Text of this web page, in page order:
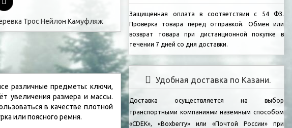
Трос Нейлон Камуфляж
различные предметы: ключи,
увеличения размера и массы.
в качестве плотной
или поясного ремня.
Защищенная оплата в соответствии с 54 ФЗ.
Проверка товара перед отправкой. Обмен или
возврат товара при дистанционной покупке в
течении 7 дней со дня доставки.
Удобная доставка по Казани.
Доставка осуществляется на выбор
транспортными компаниями наземным способом
«CDEK», «Boxberry» или «Почтой России» при